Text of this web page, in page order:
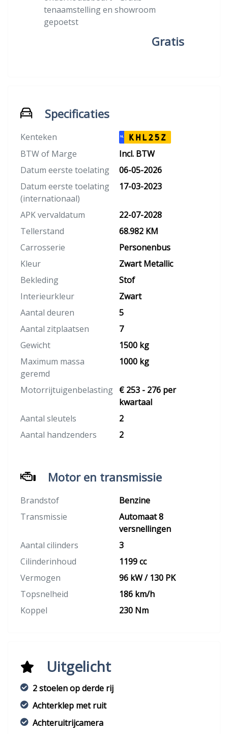
tenaamstelling en showroom
gepoetst
Gratis
Specificaties
Kenteken NL KHL25Z
BTW of Marge
Incl. BTW
Datum eerste toelating
06-05-2026
Datum eerste toelating
(internationaal)
17-03-2023
APK vervaldatum
22-07-2028
Tellerstand
68.982 KM
Carrosserie
Personenbus
Kleur
Zwart Metallic
Bekleding
Stof
Interieurkleur
Zwart
Aantal deuren
5
Aantal zitplaatsen
7
Gewicht
1500 kg
Maximum massa
geremd
1000 kg
Motorrijtuigenbelasting € 253 - 276 per
kwartaal
Aantal sleutels
2
Aantal handzenders
2
Motor en transmissie
Brandstof
Benzine
Transmissie
Automaat 8
versnellingen
Aantal cilinders
3
Cilinderinhoud
1199 cc
Vermogen
96 kW / 130 PK
Topsnelheid
186 km/h
Koppel
230 Nm
Uitgelicht
2 stoelen op derde rij
Achterklep met ruit
Achteruitrijcamera